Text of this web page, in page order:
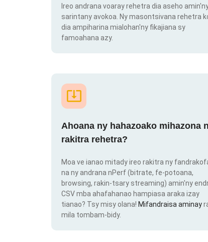
Ireo andrana voaray rehetra dia aseho
sarintany avokoa. Ny masontsivana rehetra
dia ampiharina mialohan'ny fikajiana sy
famoahana azy.
Ahoana ny hahazoako mihazona
rakitra rehetra?
Moa ve ianao mitady ireo rakitra ny
na ny andrana nPerf (bitrate, fe-potoana,
browsing, rakin-tsary streaming) amin'ny
CSV mba ahafahanao hampiasa araka izay
tianao? Tsy misy olana! Mifandraisa aminay
mila tombam-bidy.